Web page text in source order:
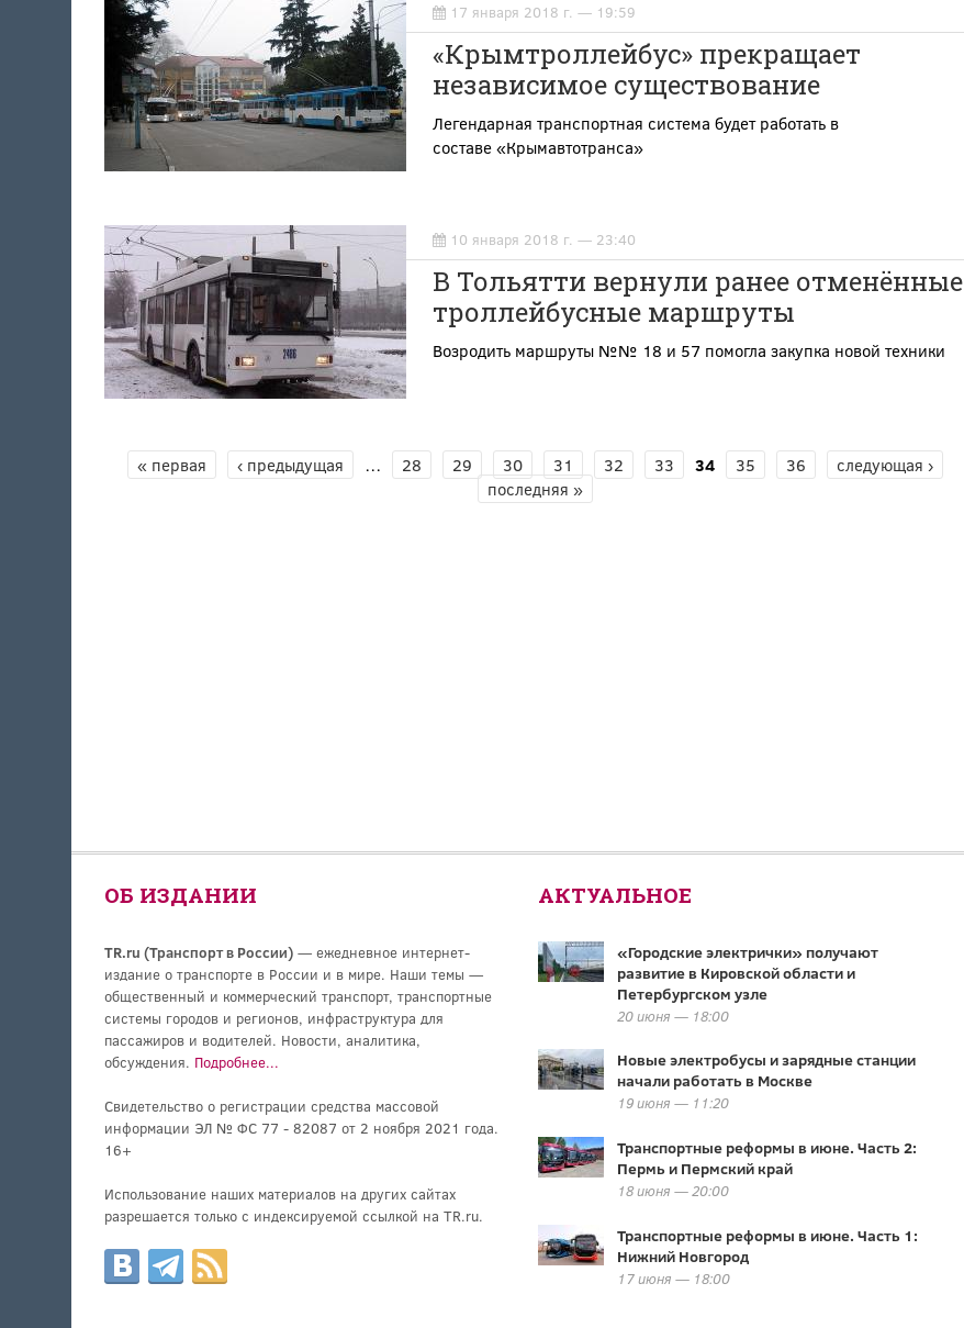
17 января 2018 г. — 19:59
«Крымтроллейбус» прекращает
независимое существование
Легендарная транспортная система будет работать в
составе «Крымавтотранса»
10 января 2018 г. — 23:40
В Тольятти вернули ранее отменённые
троллейбусные маршруты
Возродить маршруты №№ 18 и 57 помогла закупка новой техники
« первая ‹ предыдущая … 28 29 30 31 32 33 34 35 36
следующая ›
последняя »
ОБ ИЗДАНИИ
TR.ru (Транспорт в России)— ежедневное интернет-
издание о транспорте в России и в мире. Наши темы —
общественный и коммерческий транспорт, транспортные
системы городов и регионов, инфраструктура для
пассажиров и водителей. Новости, аналитика,
обсуждения. Подробнее...
Свидетельство о регистрации средства массовой
информации ЭЛ № ФС 77 - 82087 от 2 ноября 2021 года.
16+
Использование наших материалов на других сайтах
разрешается только с индексируемой ссылкой на TR.ru.
АКТУАЛЬНОЕ
«Городские электрички» получают
развитие в Кировской области и
Петербургском узле
20 июня — 18:00
Новые электробусы и зарядные станции
начали работать в Москве
19 июня — 11:20
Транспортные реформы в июне. Часть 2:
Пермь и Пермский край
18 июня — 20:00
Транспортные реформы в июне. Часть 1:
Нижний Новгород
17 июня — 18:00